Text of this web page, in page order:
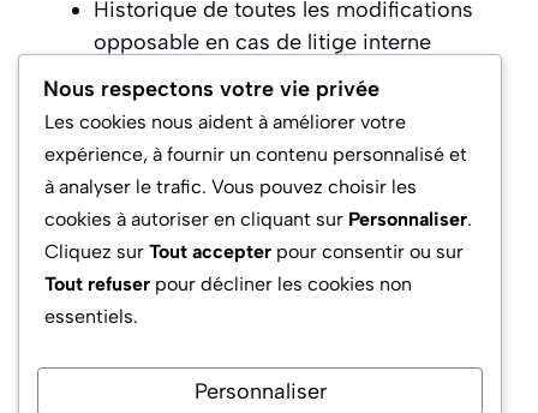
Historique de toutes les modifications
opposable en cas de litige interne
Accompagnement personnalisé 100% en
ligne, mettant fin à l’opacité
Alertes anticipées sur les montants des
primes afin de prévenir des contentieux
sur la réserve héréditaire
Concrètement, ces innovations favorisent un
conflits familiaux majeurs et permettent aux
héritiers de défendre leurs droits sans délai
Nous respectons votre vie privée
Les cookies nous aident à améliorer votre
expérience, à fournir un contenu personnalisé et
à analyser le trafic. Vous pouvez choisir les
cookies à autoriser en cliquant sur Personnaliser.
Cliquez sur Tout accepter pour consentir ou sur
Tout refuser pour décliner les cookies non
essentiels.
Personnaliser